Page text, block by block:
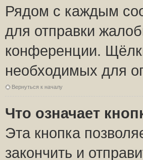
Рядом с каждым
для отправки
конференции.
необходимых для
Вернуться к началу
Что означает
Эта кнопка
закончить и